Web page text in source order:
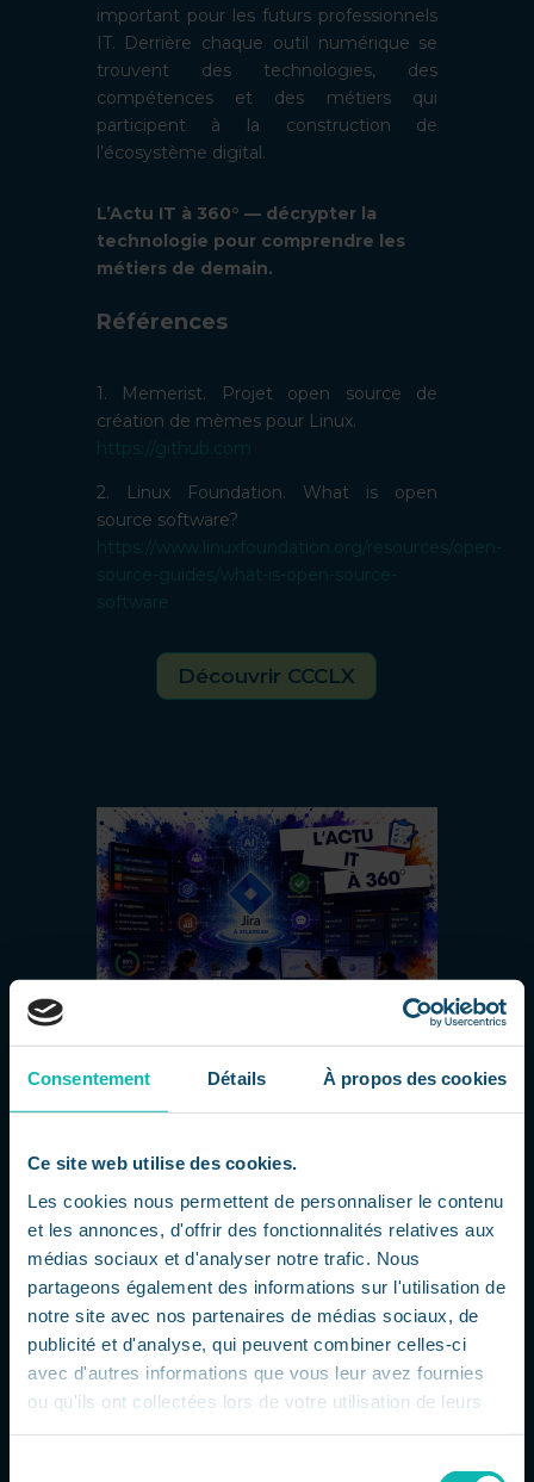
Consentement Détails À propos des cookies
Ce site web utilise des cookies.
Les cookies nous permettent de personnaliser le contenu
et les annonces, d'offrir des fonctionnalités relatives aux
médias sociaux et d'analyser notre trafic. Nous
partageons également des informations sur l'utilisation de
notre site avec nos partenaires de médias sociaux, de
publicité et d'analyse, qui peuvent combiner celles-ci
avec d'autres informations que vous leur avez fournies
ou qu'ils ont collectées lors de votre utilisation de leurs
important pour les futurs professionnels
IT. Derrière chaque outil numérique se
trouvent des technologies, des
compétences et des métiers qui
participent à la construction de
l’écosystème digital.
L’Actu IT à 360° — décrypter la
technologie pour comprendre les
métiers de demain.
Références
1. Memerist. Projet open source de
création de mèmes pour Linux.
https://github.com
2. Linux Foundation. What is open
source software?
https://www.linuxfoundation.org/resources/open-
source-guides/what-is-open-source-
software
Découvrir CCCLX
L’IA dépasse le code : Atlassian réinvente
parDorsaf Juil 27, 2026
L'actu IT à 360
L'intelligence artificielle s'invite dans la
l'intégration de l'intelligence artificielle au
sein de son écosystème avec une
nouvelle génération de fonctionnalités
pour Jira. L'objectif n'est plus seulement
d'aider les développeurs...